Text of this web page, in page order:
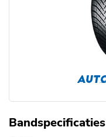
Bandspecificaties